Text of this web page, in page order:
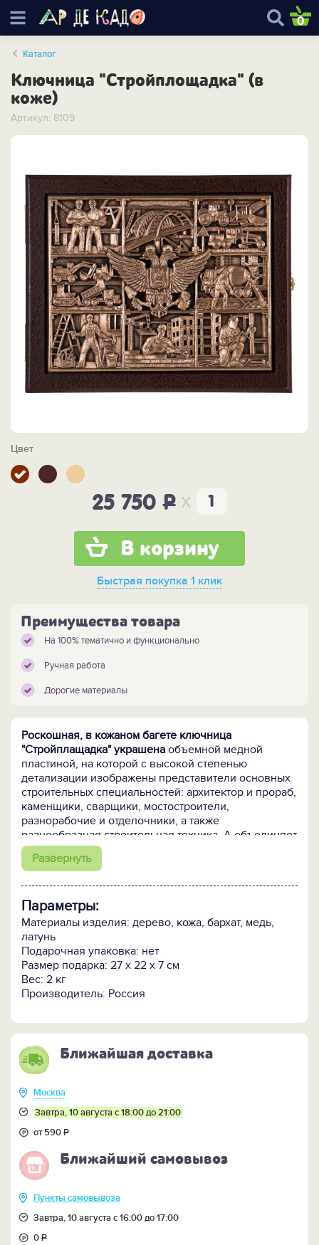
0
Каталог
Ключница "Стройплощадка" (в
коже)
Артикул: 8109
Цвет
25 750P x
В корзину
Быстрая покупка 1 клик
Преимущества товара
На 100% тематично и функционально
Ручная работа
Дорогие материалы
Роскошная, в кожаном багете ключница
"Стройплащадка" украшена объемной медной
пластиной, на которой с высокой степенью
детализации изображены представители основных
строительных специальностей: архитектор и прораб,
каменщики, сварщики, мостостроители,
разнорабочие и отделочники, а также
разнообразная строительная техника. А объединяет
композицию новый Герб строителей России"-
двуглавый орел в строительной каске,
Металлическая пластина выполнена в технике
гальванопластики.
кожей. Внутренняя часть ключница отделана
бархатом. Фурнитура - латунь.
Кому подарить:Коллеге, отцу, деду, брату, сестре,
работающим в строительной отрасли, в качестве
корпоративного и индивидуального презента.
ПОСМОТРИТЕ ключницу "Стройплощадка" в дереве
>>
Развернуть
Параметры:
Материалы изделия: дерево, кожа, бархат, медь,
латунь
Подарочная упаковка: нет
Размер подарка: 27 х 22 х 7 см
Вес: 2 кг
Производитель: Россия
Ближайшая доставка
Москва
Завтра, 10 августа с 18:00 до 21:00
от 590Р
Ближайший самовывоз
Пункты самовывоза
Завтра, 10 августа с 16:00 до 17:00
0Р